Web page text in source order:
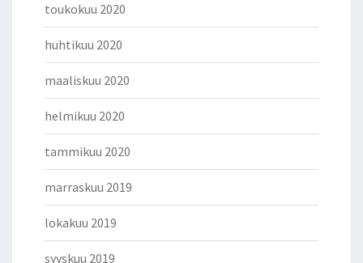
toukokuu 2020
huhtikuu 2020
maaliskuu 2020
helmikuu 2020
tammikuu 2020
marraskuu 2019
lokakuu 2019
syyskuu 2019